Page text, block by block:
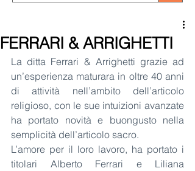
FERRARI & ARRIGHETTI
La ditta Ferrari & Arrighetti grazie ad
un’esperienza maturara in oltre 40 anni
di attività nell’ambito dell’articolo
religioso, con le sue intuizioni avanzate
ha portato novità e buongusto nella
semplicità dell’articolo sacro.
L’amore per il loro lavoro, ha portato i
titolari Alberto Ferrari e Liliana